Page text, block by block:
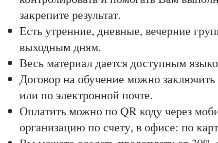
закрепите результат.
Есть утренние, дневные, вечерние
выходным дням.
Весь материал дается доступным
Договор на обучение можно
или по электронной почте.
Оплатить можно по QR коду через
организацию по счету, в офисе: по